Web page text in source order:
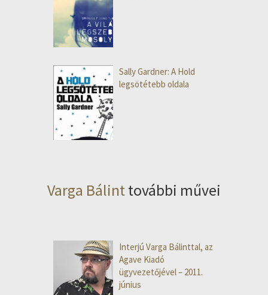
Sally Gardner: A Hold
legsötétebb oldala
Varga Bálinttovábbi művei
Interjú Varga Bálinttal, az
Agave Kiadó
ügyvezetőjével – 2011.
június